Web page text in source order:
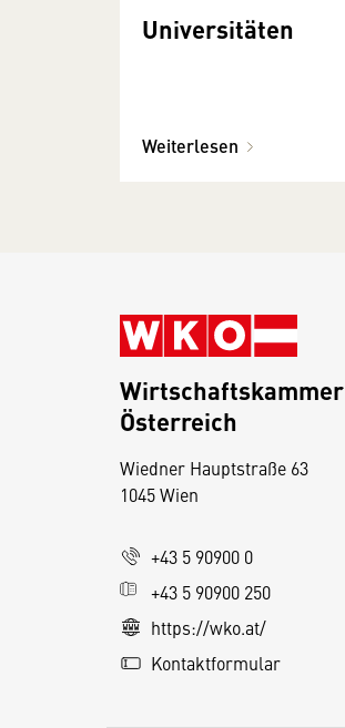
Universitäten
Weiterlesen
Wirtschaftskammer
Österreich
Wiedner Hauptstraße 63
1045 Wien
+43 5 90900 0
+43 5 90900 250
https://wko.at/
Kontaktformular